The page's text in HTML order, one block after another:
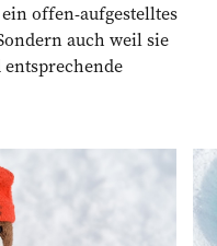
offen-aufgestelltes
auch weil sie